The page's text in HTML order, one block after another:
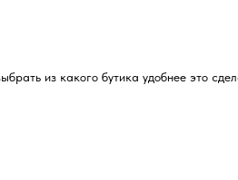
из какого бутика удобнее это